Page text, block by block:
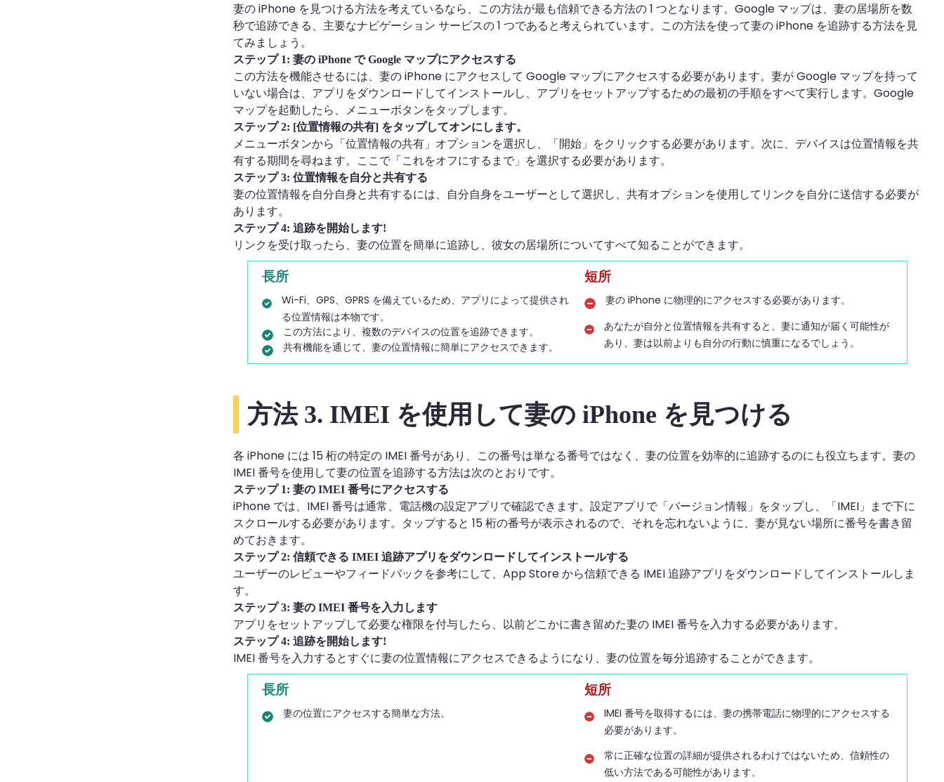
妻の iPhone を見つける方法を考えているなら、この方法が最も信頼できる方法の 1 つとなります。Google マップは、妻の居場所を数
秒で追跡できる、主要なナビゲーション サービスの 1 つであると考えられています。この方法を使って妻の iPhone を追跡する方法を見
てみましょう。
ステップ 1: 妻の iPhone で Google マップにアクセスする
この方法を機能させるには、妻の iPhone にアクセスして Google マップにアクセスする必要があります。妻が Google マップを持って
いない場合は、アプリをダウンロードしてインストールし、アプリをセットアップするための最初の手順をすべて実行します。Google
マップを起動したら、メニューボタンをタップします。
ステップ 2: [位置情報の共有] をタップしてオンにします。
メニューボタンから「位置情報の共有」オプションを選択し、「開始」をクリックする必要があります。次に、デバイスは位置情報を共
有する期間を尋ねます。ここで「これをオフにするまで」を選択する必要があります。
ステップ 3: 位置情報を自分と共有する
妻の位置情報を自分自身と共有するには、自分自身をユーザーとして選択し、共有オプションを使用してリンクを自分に送信する必要が
あります。
ステップ 4: 追跡を開始します!
リンクを受け取ったら、妻の位置を簡単に追跡し、彼女の居場所についてすべて知ることができます。
長所
Wi-Fi、GPS、GPRS を備えているため、アプリによって提供され
る位置情報は本物です。
この方法により、複数のデバイスの位置を追跡できます。
共有機能を通じて、妻の位置情報に簡単にアクセスできます。
短所
妻の iPhone に物理的にアクセスする必要があります。
あなたが自分と位置情報を共有すると、妻に通知が届く可能性が
あり、妻は以前よりも自分の行動に慎重になるでしょう。
方法 3. IMEI を使用して妻の iPhone を見つける
各 iPhone には 15 桁の特定の IMEI 番号があり、この番号は単なる番号ではなく、妻の位置を効率的に追跡するのにも役立ちます。妻の
IMEI 番号を使用して妻の位置を追跡する方法は次のとおりです。
ステップ 1: 妻の IMEI 番号にアクセスする
iPhone では、IMEI 番号は通常、電話機の設定アプリで確認できます。設定アプリで「バージョン情報」をタップし、「IMEI」まで下に
スクロールする必要があります。タップすると 15 桁の番号が表示されるので、それを忘れないように、妻が見ない場所に番号を書き留
めておきます。
ステップ 2: 信頼できる IMEI 追跡アプリをダウンロードしてインストールする
ユーザーのレビューやフィードバックを参考にして、App Store から信頼できる IMEI 追跡アプリをダウンロードしてインストールしま
す。
ステップ 3: 妻の IMEI 番号を入力します
アプリをセットアップして必要な権限を付与したら、以前どこかに書き留めた妻の IMEI 番号を入力する必要があります。
ステップ 4: 追跡を開始します!
IMEI 番号を入力するとすぐに妻の位置情報にアクセスできるようになり、妻の位置を毎分追跡することができます。
長所
妻の位置にアクセスする簡単な方法。
短所
IMEI 番号を取得するには、妻の携帯電話に物理的にアクセスする
必要があります。
常に正確な位置の詳細が提供されるわけではないため、信頼性の
低い方法である可能性があります。